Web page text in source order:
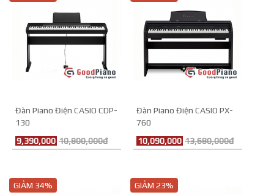
Đàn Piano Điện CASIO CDP-
130
9,390,000 10,800,000đ
Đàn Piano Điện CASIO PX-
760
10,090,000 13,680,000đ
GIẢM 34% GIẢM 23%